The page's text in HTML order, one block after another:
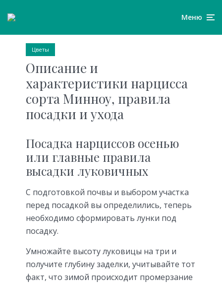
Меню
Цветы
Описание и
характеристики нарцисса
сорта Минноу, правила
посадки и ухода
Посадка нарциссов осенью
или главные правила
высадки луковичных
С подготовкой почвы и выбором участка
перед посадкой вы определились, теперь
необходимо сформировать лунки под
посадку.
Умножайте высоту луковицы на три и
получите глубину заделки, учитывайте тот
факт, что зимой происходит промерзание